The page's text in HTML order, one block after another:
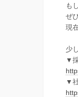
も
ぜ
現
少
▼
▼